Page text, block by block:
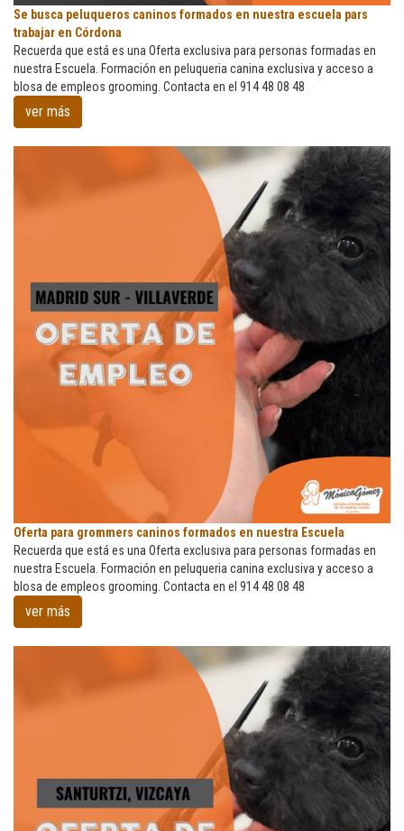
Se
busca
peluqueros
caninos
formados
Se busca peluqueros caninos formados en nuestra escuela pars
trabajar en Córdona
Recuerda que está es una Oferta exclusiva para personas formadas en
nuestra Escuela. Formación en peluqueria canina exclusiva y acceso a
blosa de empleos grooming. Contacta en el 914 48 08 48
ver más
Oferta
para
grommers
caninos
formados
Oferta para grommers caninos formados en nuestra Escuela
Recuerda que está es una Oferta exclusiva para personas formadas en
nuestra Escuela. Formación en peluqueria canina exclusiva y acceso a
blosa de empleos grooming. Contacta en el 914 48 08 48
ver más